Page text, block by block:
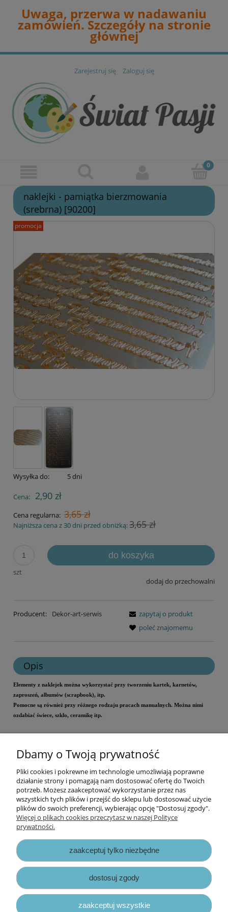
Uwaga, przerwa w nadawaniu
zamówień. Szczegóły na stronie
głównej
Zarejestruj się Zaloguj się
naklejki - pamiątka bierzmowania
(srebrna) [90200]
promocja
Wysyłka do: 5 dni
Cena: 2,90 zł
Cena regularna: 3,65 zł
Najniższa cena z 30 dni przed obniżką:3,65 zł
szt
do koszyka
dodaj do przechowalni
Producent: Dekor-art-serwis
zapytaj o produkt
poleć znajomemu
Opis
Elementy z naklejek można wykorzystać przy tworzeniu kartek, karnetów,
zaproszeń, albumów (scrapbook), itp.
Pomocne są również przy różnego rodzaju pracach manualnych. Można nimi
ozdabiać świece, szkło, ceramikę itp.
Wzór: Pamiątka Bierzmowania
Informacje
Opłaty i koszty dostawy
Zapisy prawne
Dbamy o Twoją prywatność
Pliki cookies i pokrewne im technologie umożliwiają poprawne
działanie strony i pomagają nam dostosować ofertę do Twoich
potrzeb. Możesz zaakceptować wykorzystanie przez nas
wszystkich tych plików i przejść do sklepu lub dostosować użycie
plików do swoich preferencji, wybierając opcję "Dostosuj zgody".
Więcej o plikach cookies przeczytasz w naszej Polityce
prywatności.
zaakceptuj tylko niezbędne
dostosuj zgody
zaakceptuj wszystkie